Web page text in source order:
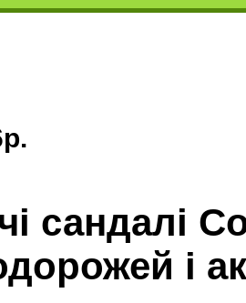
сандалі
і